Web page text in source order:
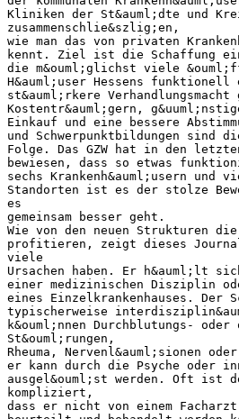
Kliniken der St&auml;dte und
zusammenschlie&szlig;en,
wie man das von privaten
kennt. Ziel ist die Schaffung
die m&ouml;glichst viele
H&auml;user Hessens
st&auml;rkere Verhandlungsmacht
Kostentr&auml;gern,
Einkauf und eine bessere
und Schwerpunktbildungen sind
Folge. Das GZW hat in den
bewiesen, dass so etwas
sechs Krankenh&auml;usern und
Standorten ist es der stolze
es
gemeinsam besser geht.
Wie von den neuen Strukturen
profitieren, zeigt dieses
viele
Ursachen haben. Er h&auml;lt
einer medizinischen Disziplin
eines Einzelkrankenhauses. Der
typischerweise
k&ouml;nnen Durchblutungs- oder
St&ouml;rungen,
Rheuma, Nervenl&auml;sionen
er kann durch die Psyche oder
ausgel&ouml;st werden. Oft ist
kompliziert,
dass er nicht von einem